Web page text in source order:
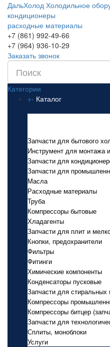
ДальХолод Холодильное
кондиционеры
расходные материалы
+7 (861) 992-49-66
+7 (964) 936-10-29
Заказать звонок
Категории
+- Каталог
Запчасти для бытового
Инструмент для монтажа
Запчасти для
Запчасти для
Масла
Расходные материалы
Труба
Компрессоры бытовые
Хладагенты
Запчасти для плит и
Кнопки, предохранители
Фильтры
Фитинги
Химические компоненты
Конденсаторы пусковые
Запчасти для
Компрессоры
Компрессоры битцер
Запчасти для
Сплиты, моноблоки
Услуги